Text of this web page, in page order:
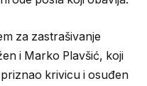
za zastrašivanje
i Marko Plavšić, koji
krivicu i osuđen